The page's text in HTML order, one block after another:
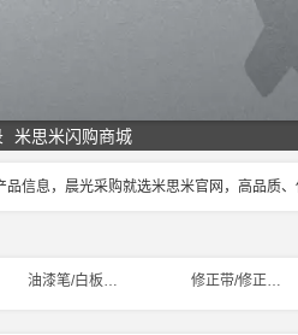
米思米闪购商城
信息，晨光采购就选米思米官网，高品质
油漆笔/白板笔/记号笔 修正带/修正液/修正笔